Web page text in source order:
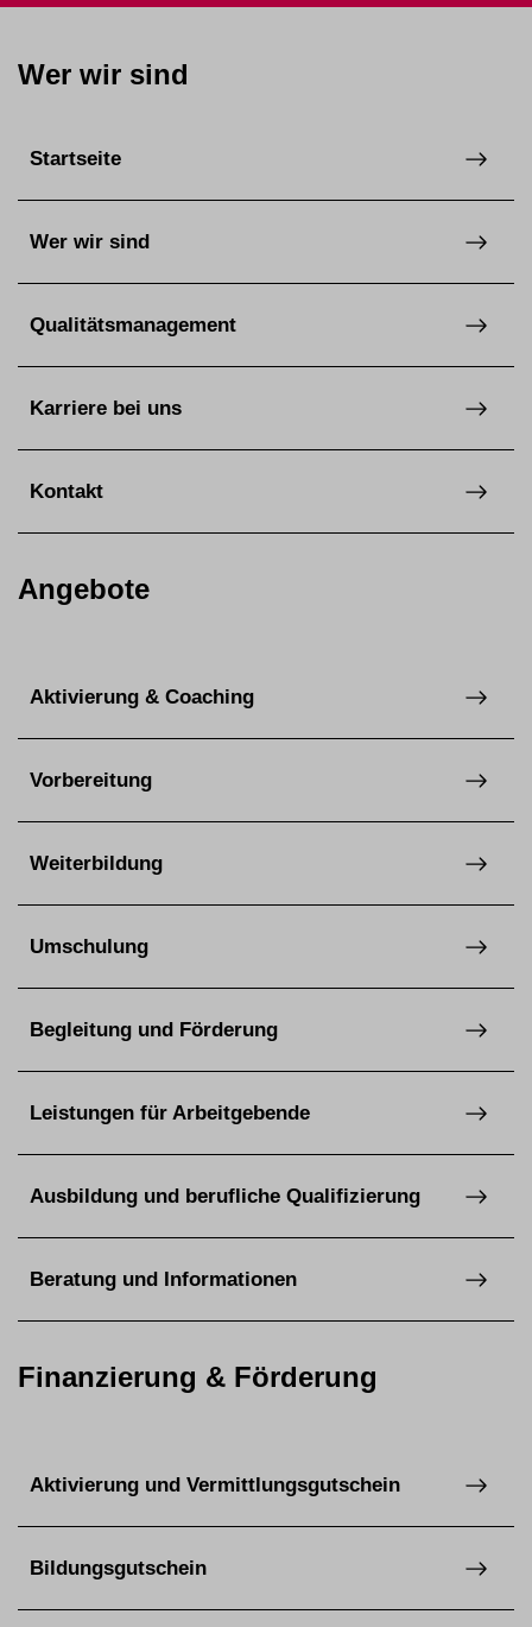
Wer wir sind
Startseite
Wer wir sind
Qualitätsmanagement
Karriere bei uns
Kontakt
Angebote
Aktivierung & Coaching
Vorbereitung
Weiterbildung
Umschulung
Begleitung und Förderung
Leistungen für Arbeitgebende
Ausbildung und berufliche Qualifizierung
Beratung und Informationen
Finanzierung & Förderung
Aktivierung und Vermittlungsgutschein
Bildungsgutschein